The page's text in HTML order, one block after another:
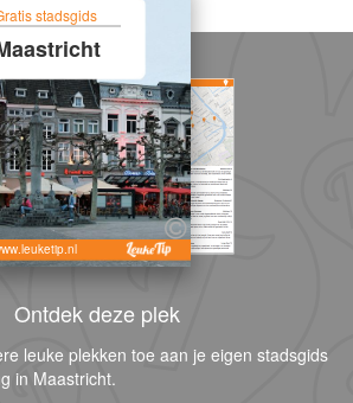
stadsgids
Ontdek deze plek
leuke plekken toe aan je eigen stadsgids
in Maastricht.